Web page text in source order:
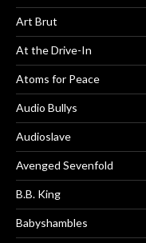
Art Brut
At the Drive-In
Atoms for Peace
Audio Bullys
Audioslave
Avenged Sevenfold
B.B. King
Babyshambles